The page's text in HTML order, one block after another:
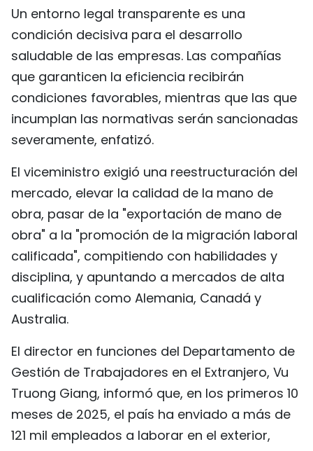
Un entorno legal transparente es una
condición decisiva para el desarrollo
saludable de las empresas. Las compañías
que garanticen la eficiencia recibirán
condiciones favorables, mientras que las que
incumplan las normativas serán sancionadas
severamente, enfatizó.
El viceministro exigió una reestructuración del
mercado, elevar la calidad de la mano de
obra, pasar de la "exportación de mano de
obra" a la "promoción de la migración laboral
calificada", compitiendo con habilidades y
disciplina, y apuntando a mercados de alta
cualificación como Alemania, Canadá y
Australia.
El director en funciones del Departamento de
Gestión de Trabajadores en el Extranjero, Vu
Truong Giang, informó que, en los primeros 10
meses de 2025, el país ha enviado a más de
121 mil empleados a laborar en el exterior,